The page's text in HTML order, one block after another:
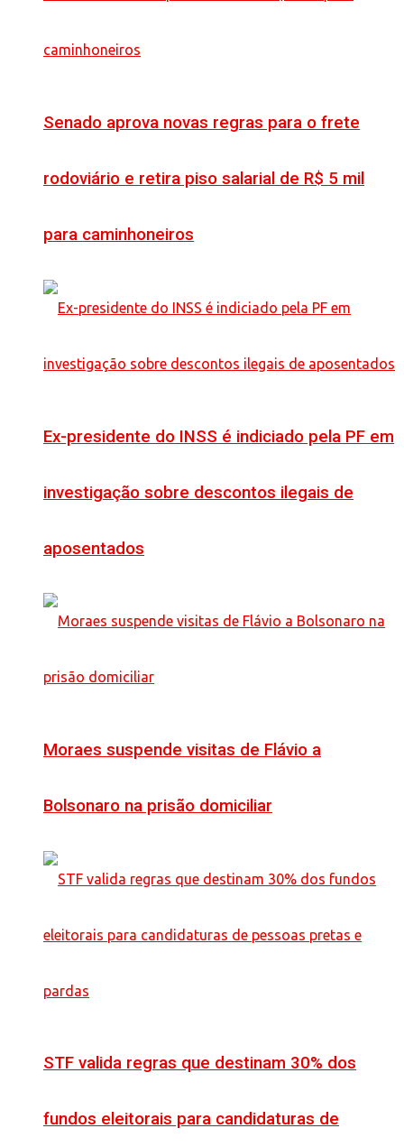
Senado aprova novas regras para o frete
rodoviário e retira piso salarial de R$ 5 mil
para caminhoneiros
Ex-presidente do INSS é indiciado pela PF em
investigação sobre descontos ilegais de
aposentados
Moraes suspende visitas de Flávio a
Bolsonaro na prisão domiciliar
STF valida regras que destinam 30% dos
fundos eleitorais para candidaturas de